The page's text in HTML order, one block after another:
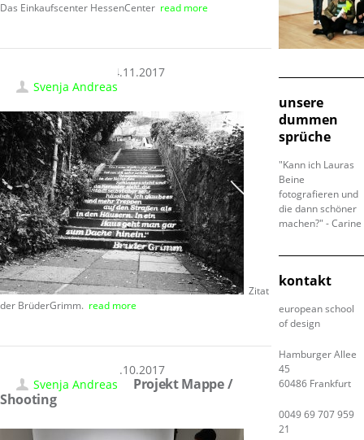
Das Einkaufscenter HessenCenter read more
14.11.2017
Svenja Andreas
Zitat
der BrüderGrimm. read more
31.10.2017
Svenja Andreas
Projekt Mappe /
Shooting
unsere
dummen
sprüche
"Kann ich Lauras
Beine
fotografieren und
die dann schöner
machen?" - Carine
kontakt
european school
of design
Hamburger Allee
45
60486 Frankfurt
0049 69 707 959
21